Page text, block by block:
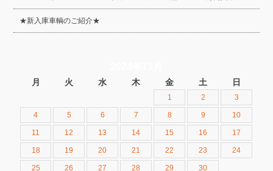
★新入庫車輌のご紹介★
月 火 水 木 金 土 日
1 2 3
4 5 6 7 8 9 10
11 12 13 14 15 16 17
18 19 20 21 22 23 24
25 26 27 28 29
30